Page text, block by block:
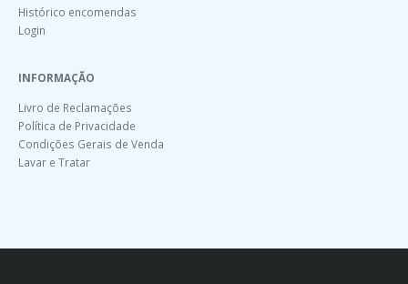
Histórico encomendas
Login
INFORMAÇÃO
Livro de Reclamações
Política de Privacidade
Condições Gerais de Venda
Lavar e Tratar